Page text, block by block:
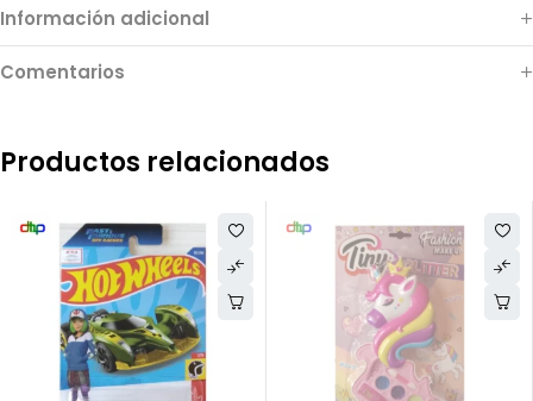
Información adicional
Comentarios
Productos relacionados